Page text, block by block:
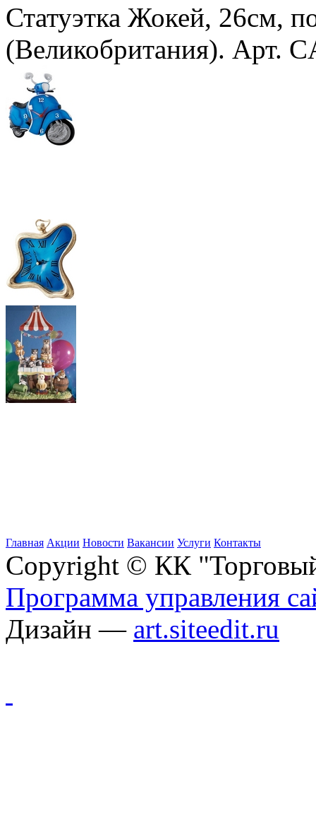
Статуэтка Жокей, 26см,
(Великобритания). Арт.
Главная Акции Новости Вакансии Услуги Контакты
Copyright © КК
Программа управления
Дизайн — art.siteedit.ru